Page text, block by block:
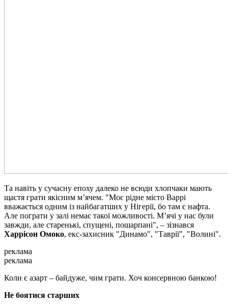
Та навіть у сучасну епоху далеко не всюди хлопчаки мають
щастя грати якісним м’ячем. "Моє рідне місто Варрі
вважається одним із найбагатших у Нігерії, бо там є нафта.
Але пограти у залі немає такої можливості. М’ячі у нас були
завжди, але старенькі, спущені, пошарпані", – зізнався
Харрісон Омоко, екс-захисник "Динамо", "Таврії", "Волині".
реклама
реклама
Коли є азарт – байдуже, чим грати. Хоч консервною банкою!
Не боятися старших